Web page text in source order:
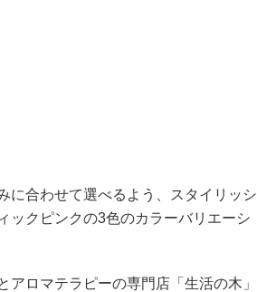
合わせて選べるよう、スタイリッシ
ックピンクの3色のカラーバリエーシ
ロマテラピーの専門店「生活の木」